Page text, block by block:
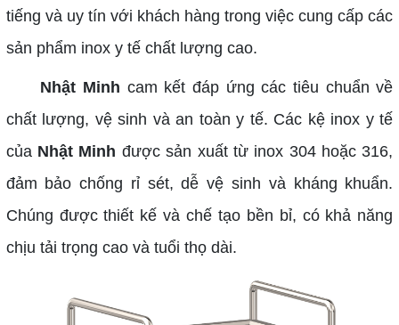
tiếng và uy tín với khách hàng trong việc cung cấp các
sản phẩm inox y tế chất lượng cao.
Nhật Minh cam kết đáp ứng các tiêu chuẩn về
chất lượng, vệ sinh và an toàn y tế. Các kệ inox y tế
của Nhật Minh được sản xuất từ inox 304 hoặc 316,
đảm bảo chống rỉ sét, dễ vệ sinh và kháng khuẩn.
Chúng được thiết kế và chế tạo bền bỉ, có khả năng
chịu tải trọng cao và tuổi thọ dài.